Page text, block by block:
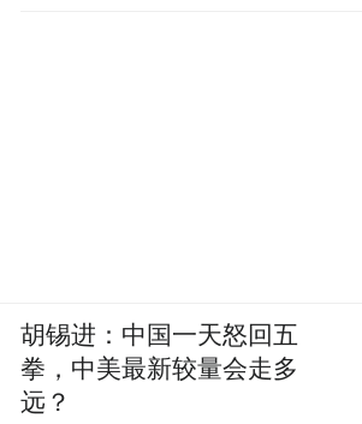
胡锡进：中国一天怒回五
拳，中美最新较量会走多
远？